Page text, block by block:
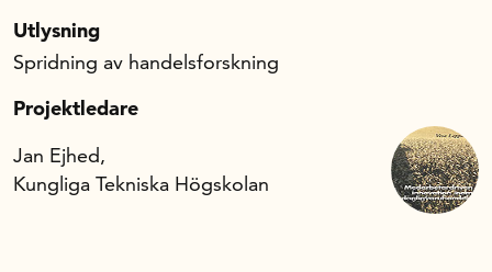
Utlysning
Spridning av handelsforskning
Projektledare
Jan Ejhed,
Kungliga Tekniska Högskolan